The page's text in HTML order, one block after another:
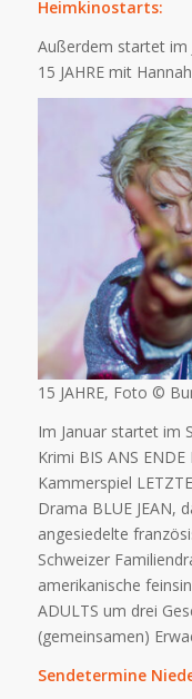
Heimkinostarts:
Außerdem startet im
15 JAHRE mit
15 JAHRE, Foto ©
Im Januar startet im
Krimi BIS ANS
Kammerspiel
Drama BLUE JEAN,
angesiedelte
Schweizer
amerikanische
ADULTS um drei
(gemeinsamen)
Sendetermine